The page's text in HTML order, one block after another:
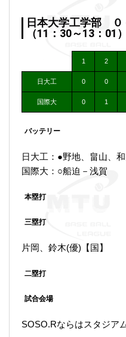
日本大学工学部
（11：30～13：01）
1 2
日大工 0 0
国際大 0 1
バッテリー
日大工：●野地、畠山、
国際大：○船迫－浅賀
本塁打
三塁打
片岡、鈴木(優)【国】
二塁打
試合会場
SOSO.Rならはスタジア